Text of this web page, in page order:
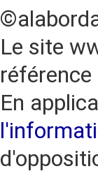
Le site
En